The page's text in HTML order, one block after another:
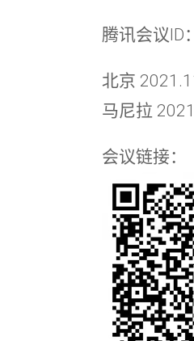
腾讯会议ID
北京
马尼拉
会议链接：